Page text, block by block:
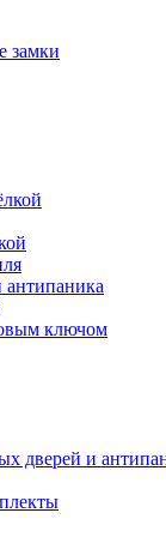
замки
ключом
дверей и